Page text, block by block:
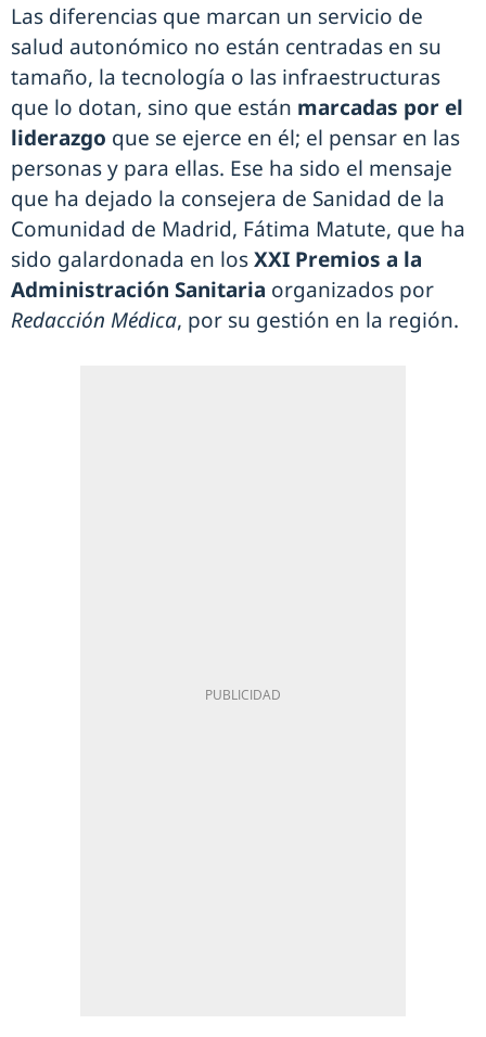
Las diferencias que marcan un servicio de
salud autonómico no están centradas en su
tamaño, la tecnología o las infraestructuras
que lo dotan, sino que están marcadas por el
liderazgo que se ejerce en él; el pensar en las
personas y para ellas. Ese ha sido el mensaje
que ha dejado la consejera de Sanidad de la
Comunidad de Madrid, Fátima Matute, que ha
sido galardonada en losXXI Premios a la
Administración Sanitaria organizados por
Redacción Médica, por su gestión en la región.